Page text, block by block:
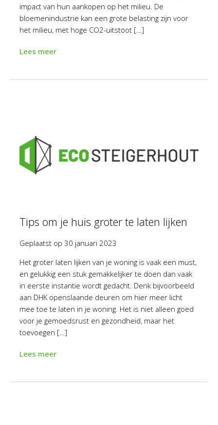
impact van hun aankopen op het milieu. De
bloemenindustrie kan een grote belasting zijn voor
het milieu, met hoge CO2-uitstoot […]
Lees meer
Tips om je huis groter te laten lijken
Geplaatst op 30 januari 2023
Het groter laten lijken van je woning is vaak een must,
en gelukkig een stuk gemakkelijker te doen dan vaak
in eerste instantie wordt gedacht. Denk bijvoorbeeld
aan DHK openslaande deuren om hier meer licht
mee toe te laten in je woning. Het is niet alleen goed
voor je gemoedsrust en gezondheid, maar het
toevoegen […]
Lees meer